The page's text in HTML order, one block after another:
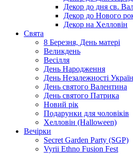
Декор до дня св.
Декор до Нового
Декор на Хелловін
Свята
8 Березня, День матері
Великдень
Весілля
День Народження
День Незалежності
День святого Валентина
День святого Патрика
Новий рік
Подарунки для чоловіків
Хелловін (Halloween)
Вечірки
Secret Garden Party (SGP)
Vyrii Ethno Fusion Fest